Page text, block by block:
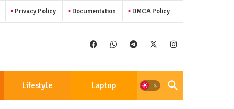
Privacy Policy Documentation DMCA Policy
Lifestyle Laptop